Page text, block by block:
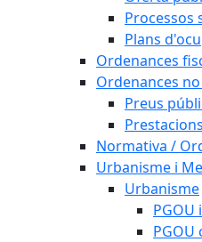
Processos
Plans
Ordenances
Ordenances
Preus
Normativa /
Urbanisme i
Urbanisme